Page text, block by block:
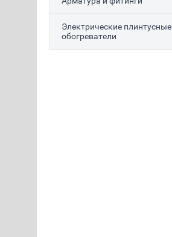
Электрические плинтусные
обогреватели